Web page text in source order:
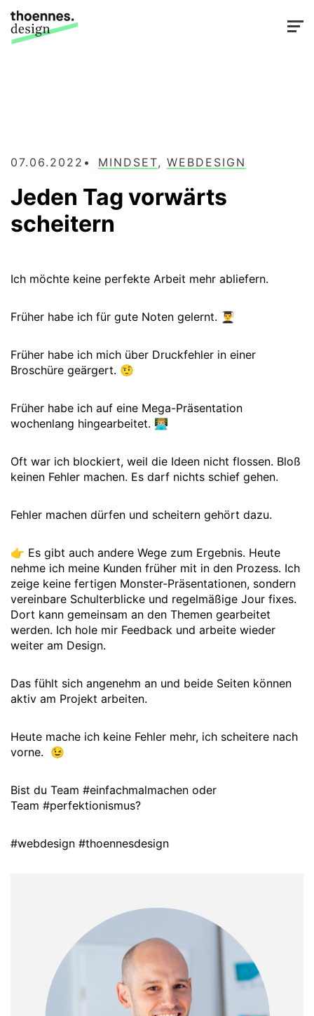
07.06.2022 MINDSET, WEBDESIGN
Jeden Tag vorwärts
scheitern
Ich möchte keine perfekte Arbeit mehr abliefern.
Früher habe ich für gute Noten gelernt. 👨‍🎓
Früher habe ich mich über Druckfehler in einer
Broschüre geärgert. 🤨
Früher habe ich auf eine Mega-Präsentation
wochenlang hingearbeitet. 👨🏼‍💻
Oft war ich blockiert, weil die Ideen nicht flossen. Bloß
keinen Fehler machen. Es darf nichts schief gehen.
Fehler machen dürfen und scheitern gehört dazu.
👉 Es gibt auch andere Wege zum Ergebnis. Heute
nehme ich meine Kunden früher mit in den Prozess. Ich
zeige keine fertigen Monster-Präsentationen, sondern
vereinbare Schulterblicke und regelmäßige Jour fixes.
Dort kann gemeinsam an den Themen gearbeitet
werden. Ich hole mir Feedback und arbeite wieder
weiter am Design.
Das fühlt sich angenehm an und beide Seiten können
aktiv am Projekt arbeiten.
Heute mache ich keine Fehler mehr, ich scheitere nach
vorne. 😉
Bist du Team #einfachmalmachen oder
Team #perfektionismus?
#webdesign #thoennesdesign